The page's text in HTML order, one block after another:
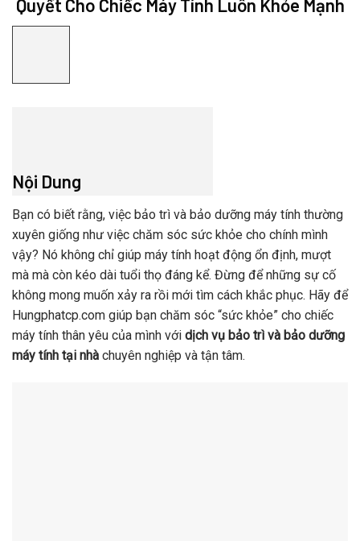
Quyết Cho Chiếc Máy Tính Luôn Khỏe Mạnh
Nội Dung
Bạn có biết rằng, việc bảo trì và bảo dưỡng máy tính thường
xuyên giống như việc chăm sóc sức khỏe cho chính mình
vậy? Nó không chỉ giúp máy tính hoạt động ổn định, mượt
mà mà còn kéo dài tuổi thọ đáng kể. Đừng để những sự cố
không mong muốn xảy ra rồi mới tìm cách khắc phục. Hãy để
Hungphatcp.com giúp bạn chăm sóc “sức khỏe” cho chiếc
máy tính thân yêu của mình với dịch vụ bảo trì và bảo dưỡng
máy tính tại nhà chuyên nghiệp và tận tâm.